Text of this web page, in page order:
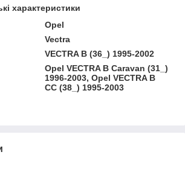
характеристики
Opel
Vectra
VECTRA B (36_) 1995-2002
Opel VECTRA B Caravan (31_)
1996-2003, Opel VECTRA B
CC (38_) 1995-2003